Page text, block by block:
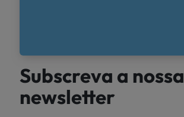
Subscreva a nossa
newsletter